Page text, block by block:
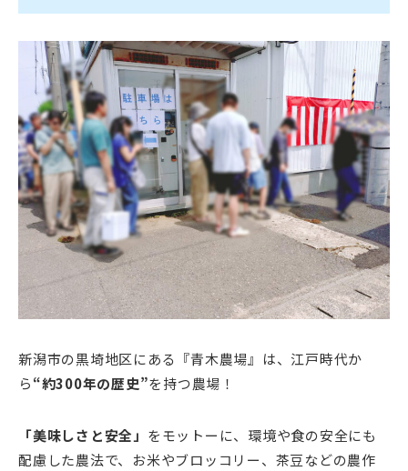
新潟市の黒埼地区にある『青木農場』は、江戸時代か
ら“約300年の歴史”を持つ農場！
「美味しさと安全」 をモットーに、環境や食の安全にも
配慮した農法で、お米やブロッコリー、茶豆などの農作